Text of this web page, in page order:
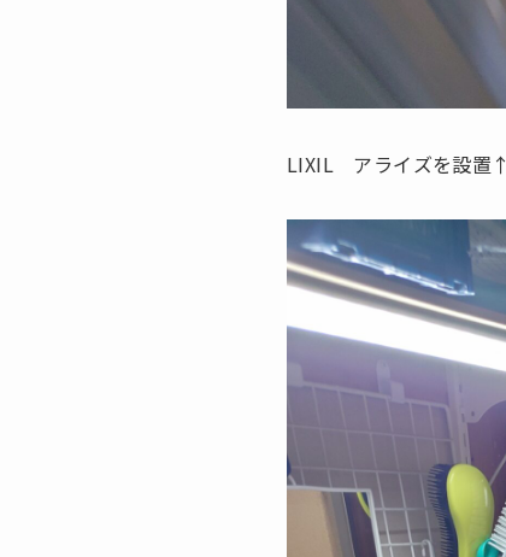
LIXIL アライズを設置↑